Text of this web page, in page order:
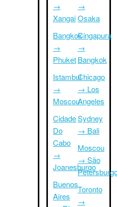
→
Xangai
Bangkok
→
Phuket
Istambul
→
Moscou
Cidade
Do
Cabo
→
Joanesburgo
Buenos
Aires
→
Osaka
Cingapura
→
Bangkok
Chicago
→ Los
Angeles
Sydney
→ Bali
Moscou
→ São
Toronto
→